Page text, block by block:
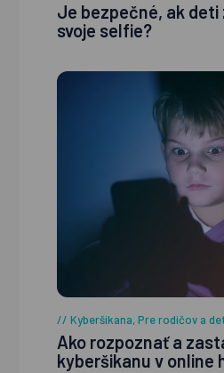
Je bezpečné, ak deti
svoje selfie?
Kyberšikana,Pre rodičov a
Ako rozpoznať a
kyberšikanu v online